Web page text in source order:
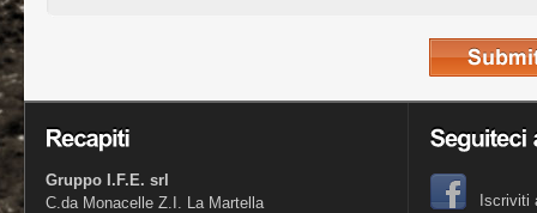
Gruppo I.F.E. srl
C.da Monacelle Z.I. La Martella
Iscriviti